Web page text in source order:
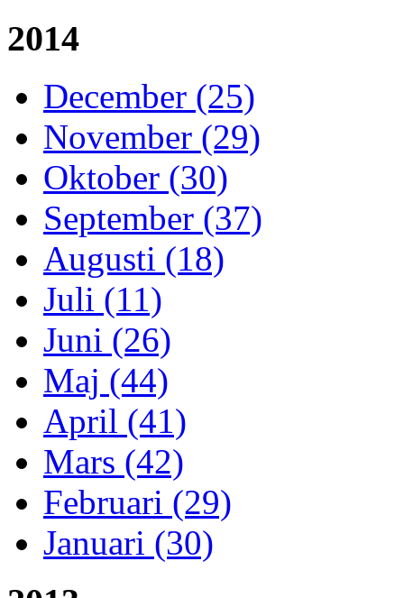
2014
December (25)
November (29)
Oktober (30)
September (37)
Augusti (18)
Juli (11)
Juni (26)
Maj (44)
April (41)
Mars (42)
Februari (29)
Januari (30)